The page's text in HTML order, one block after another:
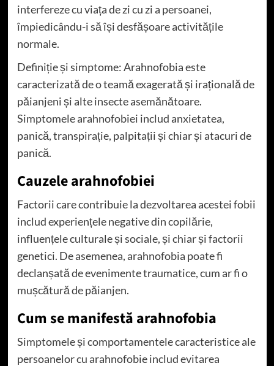
interfereze cu viața de zi cu zi a persoanei,
împiedicându-i să își desfășoare activitățile
normale.
Definiție și simptome: Arahnofobia este
caracterizată de o teamă exagerată și irațională de
păianjeni și alte insecte asemănătoare.
Simptomele arahnofobiei includ anxietatea,
panică, transpirație, palpitații și chiar și atacuri de
panică.
Cauzele arahnofobiei
Factorii care contribuie la dezvoltarea acestei fobii
includ experiențele negative din copilărie,
influențele culturale și sociale, și chiar și factorii
genetici. De asemenea, arahnofobia poate fi
declanșată de evenimente traumatice, cum ar fi o
mușcătură de păianjen.
Cum se manifestă arahnofobia
Simptomele și comportamentele caracteristice ale
persoanelor cu arahnofobie includ evitarea